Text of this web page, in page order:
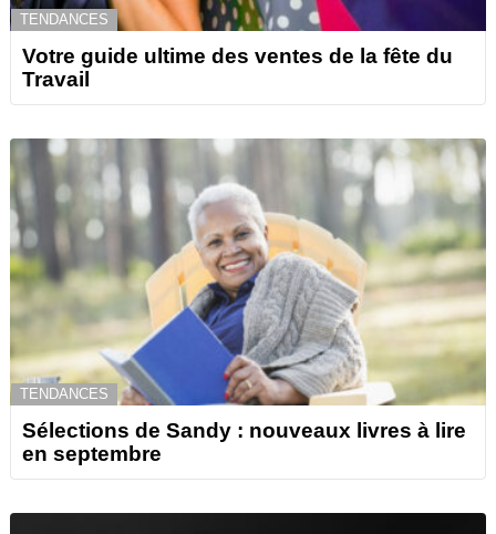
TENDANCES
Votre guide ultime des ventes de la fête du
Travail
TENDANCES
Sélections de Sandy : nouveaux livres à lire
en septembre